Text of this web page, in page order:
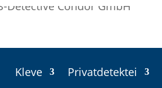
Kleve Privatdetektei